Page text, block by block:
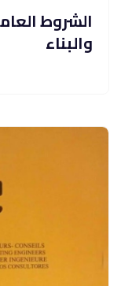
الشروط
والبناء